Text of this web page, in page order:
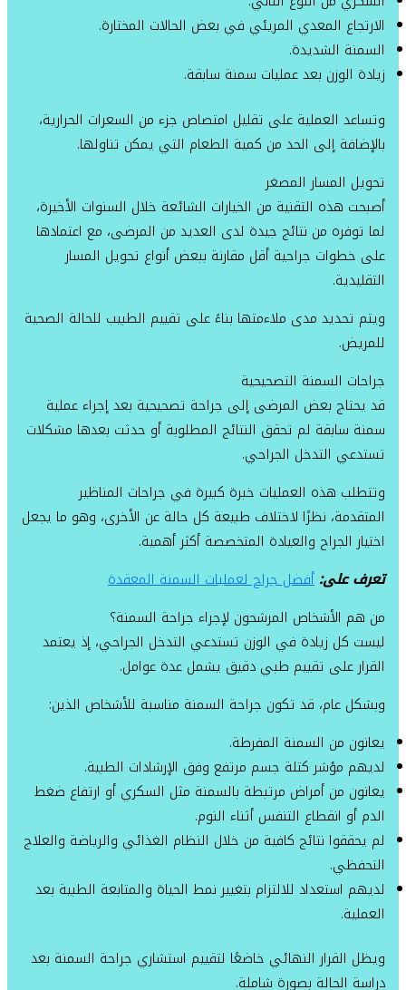
الارتجاع المعدي المريئي في بعض الحالات المختارة.
السمنة الشديدة.
زيادة الوزن بعد عمليات سمنة سابقة.
وتساعد العملية على تقليل امتصاص جزء من السعرات الحرارية،
بالإضافة إلى الحد من كمية الطعام التي يمكن تناولها.
تحويل المسار المصغر
أصبحت هذه التقنية من الخيارات الشائعة خلال السنوات الأخيرة،
لما توفره من نتائج جيدة لدى العديد من المرضى، مع اعتمادها
على خطوات جراحية أقل مقارنة ببعض أنواع تحويل المسار
التقليدية.
ويتم تحديد مدى ملاءمتها بناءً على تقييم الطبيب للحالة الصحية
للمريض.
جراحات السمنة التصحيحية
قد يحتاج بعض المرضى إلى جراحة تصحيحية بعد إجراء عملية
سمنة سابقة لم تحقق النتائج المطلوبة أو حدثت بعدها مشكلات
تستدعي التدخل الجراحي.
وتتطلب هذه العمليات خبرة كبيرة في جراحات المناظير
المتقدمة، نظرًا لاختلاف طبيعة كل حالة عن الأخرى، وهو ما يجعل
اختيار الجراح والعيادة المتخصصة أكثر أهمية.
تعرف على: أفضل جراح لعمليات السمنة المعقدة
من هم الأشخاص المرشحون لإجراء جراحة السمنة؟
ليست كل زيادة في الوزن تستدعي التدخل الجراحي، إذ يعتمد
القرار على تقييم طبي دقيق يشمل عدة عوامل.
وبشكل عام، قد تكون جراحة السمنة مناسبة للأشخاص الذين:
يعانون من السمنة المفرطة.
لديهم مؤشر كتلة جسم مرتفع وفق الإرشادات الطبية.
يعانون من أمراض مرتبطة بالسمنة مثل السكري أو ارتفاع ضغط
الدم أو انقطاع التنفس أثناء النوم.
لم يحققوا نتائج كافية من خلال النظام الغذائي والرياضة والعلاج
التحفظي.
لديهم استعداد للالتزام بتغيير نمط الحياة والمتابعة الطبية بعد
العملية.
ويظل القرار النهائي خاضعًا لتقييم استشاري جراحة السمنة بعد
دراسة الحالة بصورة شاملة.